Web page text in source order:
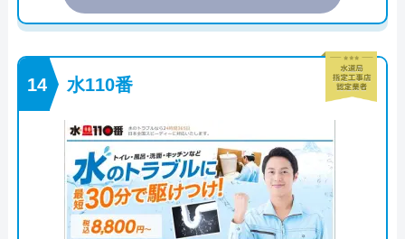
水110番